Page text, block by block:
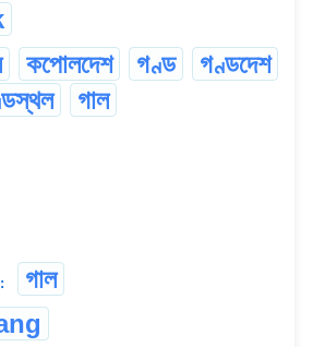
কপোলদেশ গণ্ড
গণ্ডদেশ
গাল
গাল